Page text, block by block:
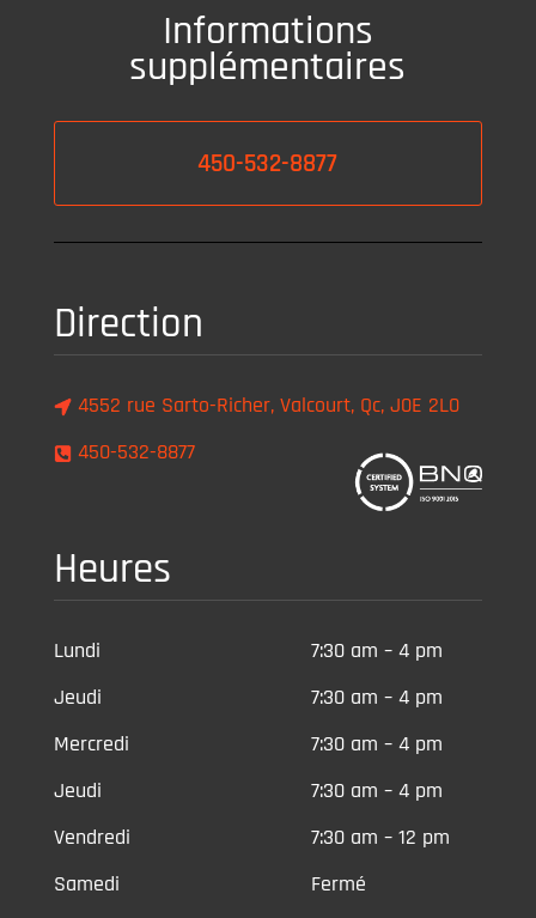
Informations
supplémentaires
450-532-8877
Direction
4552 rue Sarto-Richer, Valcourt, Qc, J0E 2L0
450-532-8877
Heures
Lundi
7:30 am – 4 pm
Jeudi
7:30 am – 4 pm
Mercredi
7:30 am – 4 pm
Jeudi
7:30 am – 4 pm
Vendredi
7:30 am – 12 pm
Samedi
Fermé